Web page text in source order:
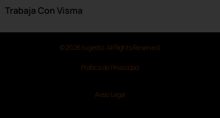
Trabaja Con Visma
© 2026 tugesto. All Rights Reserved.
Política de Privacidad
Aviso Legal